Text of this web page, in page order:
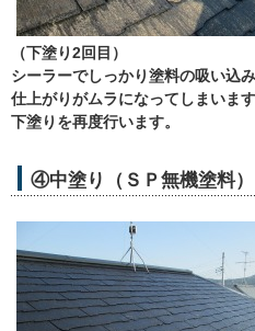
（下塗り2回目）
シーラーでしっかり塗料の吸い込
仕上がりがムラになってしまいま
下塗りを再度行います。
④中塗り（ＳＰ無機塗料）